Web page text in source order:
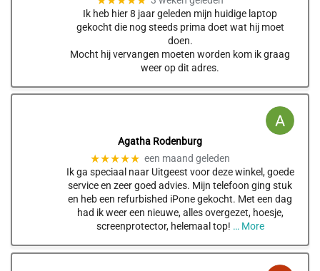
Ik heb hier 8 jaar geleden mijn huidige laptop
gekocht die nog steeds prima doet wat hij moet
doen.
Mocht hij vervangen moeten worden kom ik graag
weer op dit adres.
Agatha Rodenburg
★★★★★ een maand geleden
Ik ga speciaal naar Uitgeest voor deze winkel, goede
service en zeer goed advies. Mijn telefoon ging stuk
en heb een refurbished iPone gekocht. Met een dag
had ik weer een nieuwe, alles overgezet, hoesje,
screenprotector, helemaal top! … More